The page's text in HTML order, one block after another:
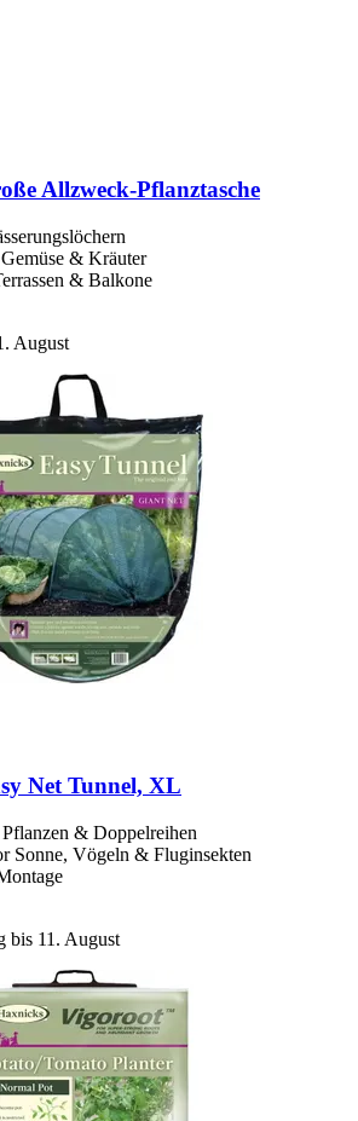
Allzweck-​Pflanztasche
& Kräuter
& Balkone
August
Net Tunnel, XL
& Doppelreihen
Sonne, Vögeln & Fluginsekten
bis 11. August